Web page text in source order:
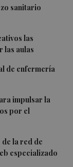
sanitario
las
las aulas
de enfermería
impulsar la
por el
la red de
especializado